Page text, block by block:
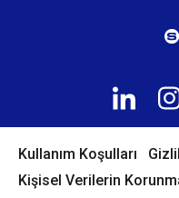
Kullanım Koşulları
Kişisel Verilerin